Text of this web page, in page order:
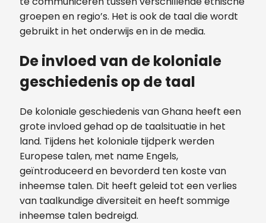
groepen en regio’s. Het is ook de taal die wordt
gebruikt in het onderwijs en in de media.
De invloed van de koloniale
geschiedenis op de taal
De koloniale geschiedenis van Ghana heeft een
grote invloed gehad op de taalsituatie in het
land. Tijdens het koloniale tijdperk werden
Europese talen, met name Engels,
geïntroduceerd en bevorderd ten koste van
inheemse talen. Dit heeft geleid tot een verlies
van taalkundige diversiteit en heeft sommige
inheemse talen bedreigd.